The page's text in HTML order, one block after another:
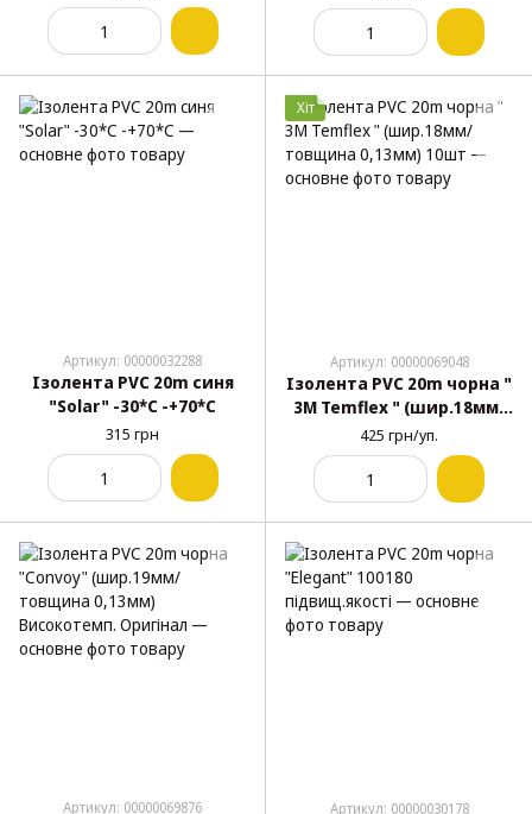
Артикул: 00000032288
Ізолента PVC 20m синя
"Solar" -30*С -+70*С
315 грн
Хіт
Артикул: 00000069048
Ізолента PVC 20m чорна "
3М Temflex " (шир.18мм/
товщина 0,13мм) 10шт
425 грн/уп.
Артикул: 00000069876 Артикул: 00000030178